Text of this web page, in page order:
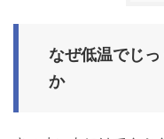
なぜ低温でじ
か